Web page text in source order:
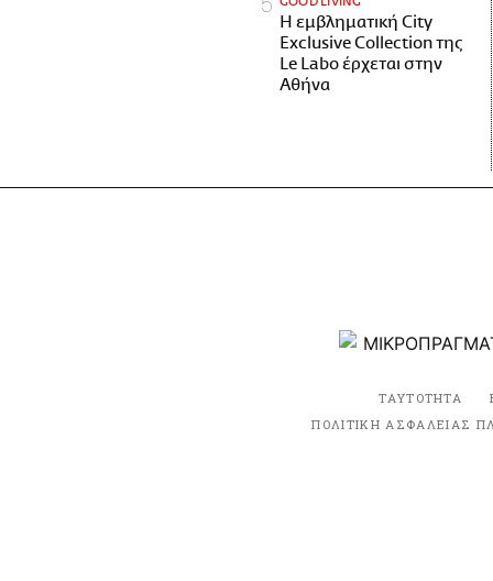
Η εμβληματική City
Exclusive Collection της
Le Labo έρχεται στην
Αθήνα
ΤΑΥΤΟΤΗΤΑ
ΠΟΛΙΤΙΚΗ ΑΣΦΑΛΕΙΑΣ